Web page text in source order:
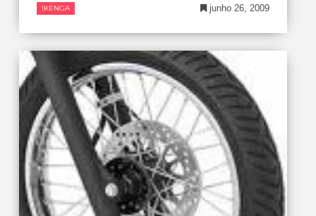
IKENGA junho 26, 2009